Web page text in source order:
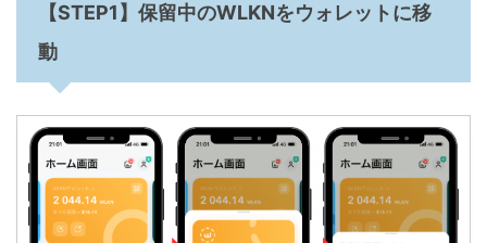
【STEP1】保留中のWLKNをウォレットに移
動